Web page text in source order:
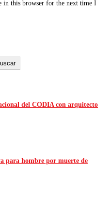
in this browser for the next time I
del CODIA con arquitecto
para hombre por muerte de